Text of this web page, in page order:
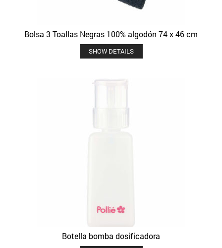
Bolsa 3 Toallas Negras 100% algodón 74 x 46 cm
SHOW DETAILS
Botella bomba dosificadora